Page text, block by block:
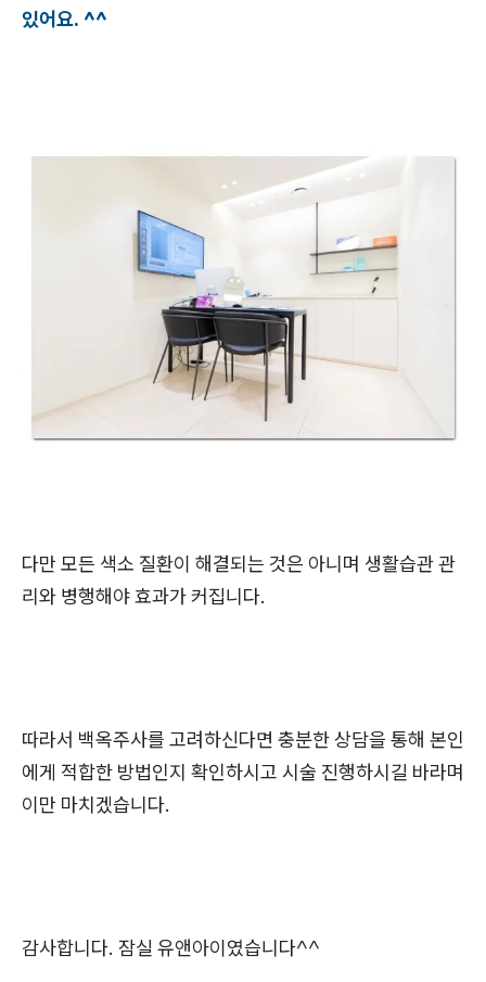
있어요. ^^
다만 모든 색소 질환이 해결되는 것은 아니며 생활습관 관
리와 병행해야 효과가 커집니다.
따라서 백옥주사를 고려하신다면 충분한 상담을 통해 본인
에게 적합한 방법인지 확인하시고 시술 진행하시길 바라며
이만 마치겠습니다.
감사합니다. 잠실 유앤아이였습니다^^